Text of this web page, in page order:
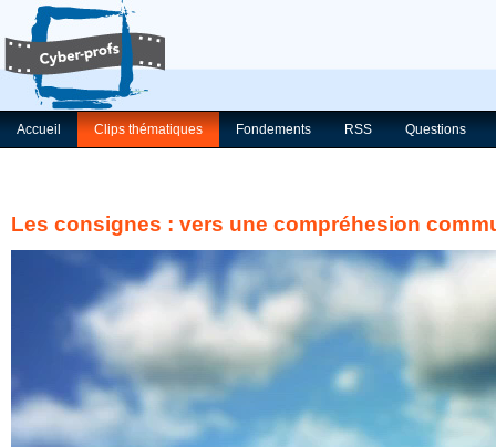
Accueil Clips thématiques Fondements RSS Questions
Les consignes : vers une compréhesion